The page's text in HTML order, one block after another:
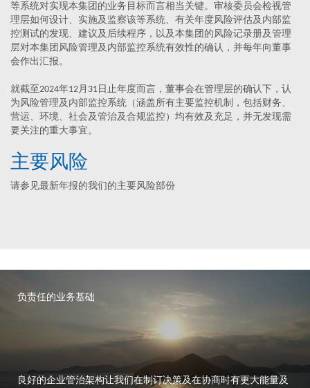
等系统对实现本集团的业务目标而言相当关键。审核委员会检视管
理层如何设计、实施及监察该等系统、有关年度风险评估及内部监
控测试的发现、建议及后续程序，以及本集团的风险记录册及管理
层对本集团风险管理及内部监控系统有效性的确认，并每年向董事
会作出汇报。
就截至2024年12月31日止年度而言，董事会在管理层的确认下，认
为风险管理及内部监控系统（涵盖所有主要监控机制，包括财务、
营运、环境、社会及管治及合规监控）均有效及充足，并无发现需
要关注的重大事宜。
主要风险
请参见最新年报的我们的主要风险部份
负责任的业务基础
良好的企业管治架构让我们在制订决策及在协商时有更大能量及